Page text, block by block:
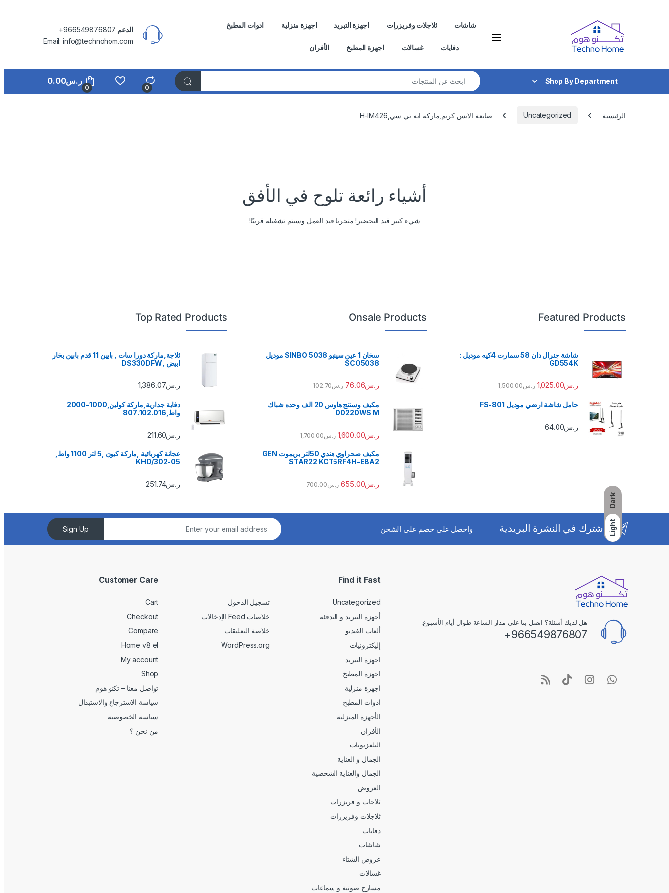
Dark
Light
شاشات ثلاجلات وفريزرات اجهزة التبريد اجهزة منزلية ادوات المطبخ
دفايات غسالات اجهزة المطبخ الأفران
الدعم
Email: info@technohom.com
Shop By Department
Search for:
0
0
ر.س0.00
الرئيسية Uncategorized صانعة الايس كريم,ماركة ايه تي سي,H-IM426
أشياء رائعة تلوح في الأفق
شيء كبير قيد التحضير! متجرنا قيد العمل وسيتم تشغيله قريبًا!
Featured Products
شاشة جنرال دان 58 سمارت 4كيه موديل :
GD554K
ر.س1,025.00 ر.س1,500.00
حامل شاشة ارضي موديل FS-801
ر.س64.00
Onsale Products
سخان 1 عين سينبو 5038 SINBO موديل
SCO5038
ر.س76.06 ر.س102.70
مكيف وستنج هاوس 20 الف وحده شباك
00220WS M
ر.س1,600.00 ر.س1,700.00
مكيف صحراوي هندي 50لتر بريموت GEN
STAR22 KCT5RF4H-EBA2
ر.س655.00 ر.س700.00
Top Rated Products
ثلاجة,ماركة دورا سات , بابين 11 قدم بابين بخار
ابيض ,DS330DFW
ر.س1,386.07
دفاية جدارية,ماركة كولين,1000-2000
واط,807.102.016
ر.س211.60
عجانة كهربائية ,ماركة كيون ,5 لتر 1100 واط,
KHD/302-05
ر.س251.74
اشترك في النشرة البريدية واحصل على خصم على الشحن Sign Up
هل لديك أسئلة؟ اتصل بنا على مدار الساعة طوال أيام الأسبوع!
Find it Fast
Uncategorized
أجهزة التبريد و التدفئة
ألعاب الفيديو
إليكترونيات
اجهزة التبريد
اجهزة المطبخ
اجهزة منزلية
ادوات المطبخ
الأجهزة المنزلية
الأفران
التلفزيونات
الجمال و العناية
الجمال والعناية الشخصية
العروض
ثلاجات و فريزرات
ثلاجلات وفريزرات
دفايات
شاشات
عروض الشتاء
غسالات
مسارح صوتية و سماعات
تسجيل الدخول
خلاصات Feed الإدخالات
خلاصة التعليقات
WordPress.org
Customer Care
Cart
Checkout
Compare
Home v8 el
My account
Shop
تواصل معنا – تكنو هوم
سياسة الاسترجاع والاستبدال
سياسة الخصوصية
من نحن ؟